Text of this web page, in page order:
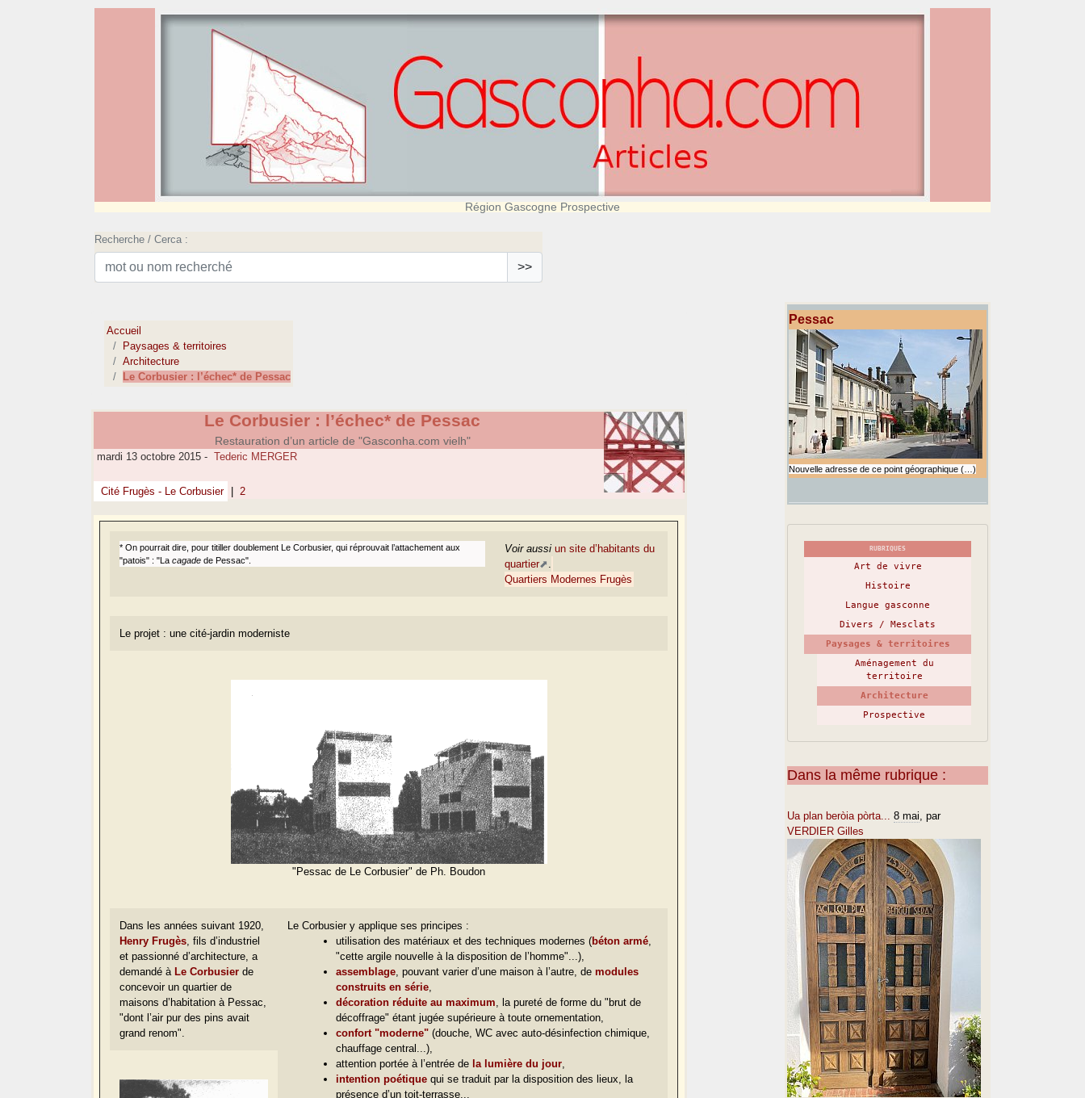
Région Gascogne Prospective
Recherche / Cerca :
>>
Accueil
Paysages & territoires
Architecture
Le Corbusier : l’échec* de Pessac
Le Corbusier : l’échec* de Pessac
Restauration d’un article de "Gasconha.com vielh"
mardi 13 octobre 2015 - Tederic MERGER
Cité Frugès - Le Corbusier 2
* On pourrait dire, pour titiller doublement Le Corbusier, qui réprouvait l’attachement aux
"patois" : "Lacagade de Pessac".
Voir aussi un site d’habitants du
quartier
.
Quartiers Modernes Frugès
Le projet : une cité-jardin moderniste
"Pessac de Le Corbusier" de Ph. Boudon
Dans les années suivant 1920,
Henry Frugès, fils d’industriel
et passionné d’architecture, a
demandé à Le Corbusier de
concevoir un quartier de
maisons d’habitation à Pessac,
"dont l’air pur des pins avait
grand renom".
Le Corbusier y applique ses principes :
utilisation des matériaux et des techniques modernes (béton armé,
"cette argile nouvelle à la disposition de l’homme"...),
assemblage, pouvant varier d’une maison à l’autre, demodules
construits en série,
décoration réduite au maximum, la pureté de forme du "brut de
décoffrage" étant jugée supérieure à toute ornementation,
confort "moderne" (douche, WC avec auto-désinfection chimique,
chauffage central...),
attention portée à l’entrée de la lumière du jour,
intention poétique qui se traduit par la disposition des lieux, la
présence d’un toit-terrasse...
Pessac
Nouvelle adresse de ce point géographique (…)
RUBRIQUES
Art de vivre
Histoire
Langue gasconne
Divers / Mesclats
Paysages & territoires
Aménagement du
territoire
Architecture
Prospective
Dans la même rubrique :
Ua plan beròia pòrta... 8 mai, par
VERDIER Gilles